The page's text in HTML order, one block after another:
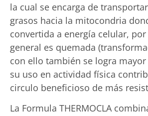
la cual se encarga de
grasos hacia la mitocondria
convertida a energía celular,
general es quemada
con ello también se logra
su uso en actividad física
circulo beneficioso de más
La Formula THERMOCLA